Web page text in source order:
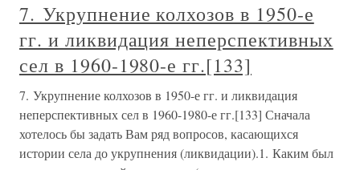
7. Укрупнение колхозов в 1950-е
гг. и ликвидация неперспективных
сел в 1960-1980-е гг.[133]
7. Укрупнение колхозов в 1950-е гг. и ликвидация
неперспективных сел в 1960-1980-е гг.[133] Сначала
хотелось бы задать Вам ряд вопросов, касающихся
истории села до укрупнения (ликвидации).1. Каким был